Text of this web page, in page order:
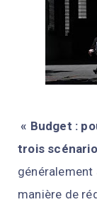
« Budget :
trois
généralement
manière de